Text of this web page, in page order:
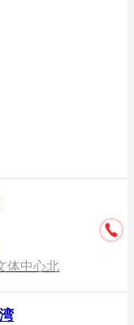
体中心北